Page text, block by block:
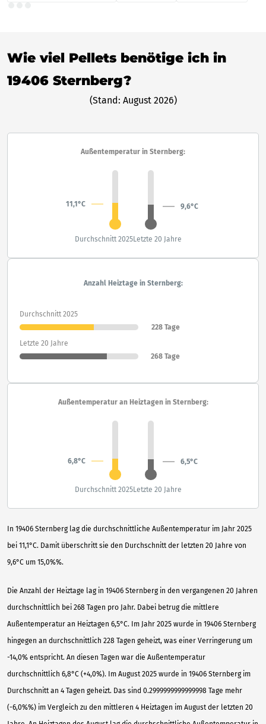
Wie viel Pellets benötige ich in
19406 Sternberg?
(Stand: August 2026)
In 19406 Sternberg lag die durchschnittliche Außentemperatur im Jahr 2025
bei 11,1°C. Damit überschritt sie den Durchschnitt der letzten 20 Jahre von
9,6°C um 15,0%%.
Die Anzahl der Heiztage lag in 19406 Sternberg in den vergangenen 20 Jahren
durchschnittlich bei 268 Tagen pro Jahr. Dabei betrug die mittlere
Außentemperatur an Heiztagen 6,5°C. Im Jahr 2025 wurde in 19406 Sternberg
hingegen an durchschnittlich 228 Tagen geheizt, was einer Verringerung um
-14,0% entspricht. An diesen Tagen war die Außentemperatur
durchschnittlich 6,8°C (+4,0%). Im August 2025 wurde in 19406 Sternberg im
Durchschnitt an 4 Tagen geheizt. Das sind 0.2999999999999998 Tage mehr
(-6,0%%) im Vergleich zu den mittleren 4 Heiztagen im August der letzten 20
Außentemperatur in Sternberg:
11,1°C 9,6°C
Durchschnitt 2025Letzte 20 Jahre
Anzahl Heiztage in Sternberg:
Durchschnitt 2025
228 Tage
Letzte 20 Jahre
268 Tage
Außentemperatur an Heiztagen in Sternberg:
6,8°C 6,5°C
Durchschnitt 2025Letzte 20 Jahre